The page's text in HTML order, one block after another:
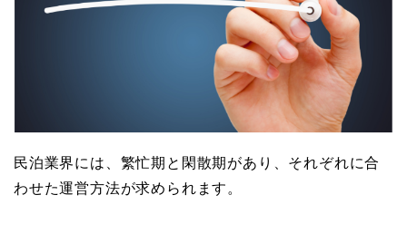
民泊業界には、繁忙期と閑散期があり、それぞれに合
わせた運営方法が求められます。